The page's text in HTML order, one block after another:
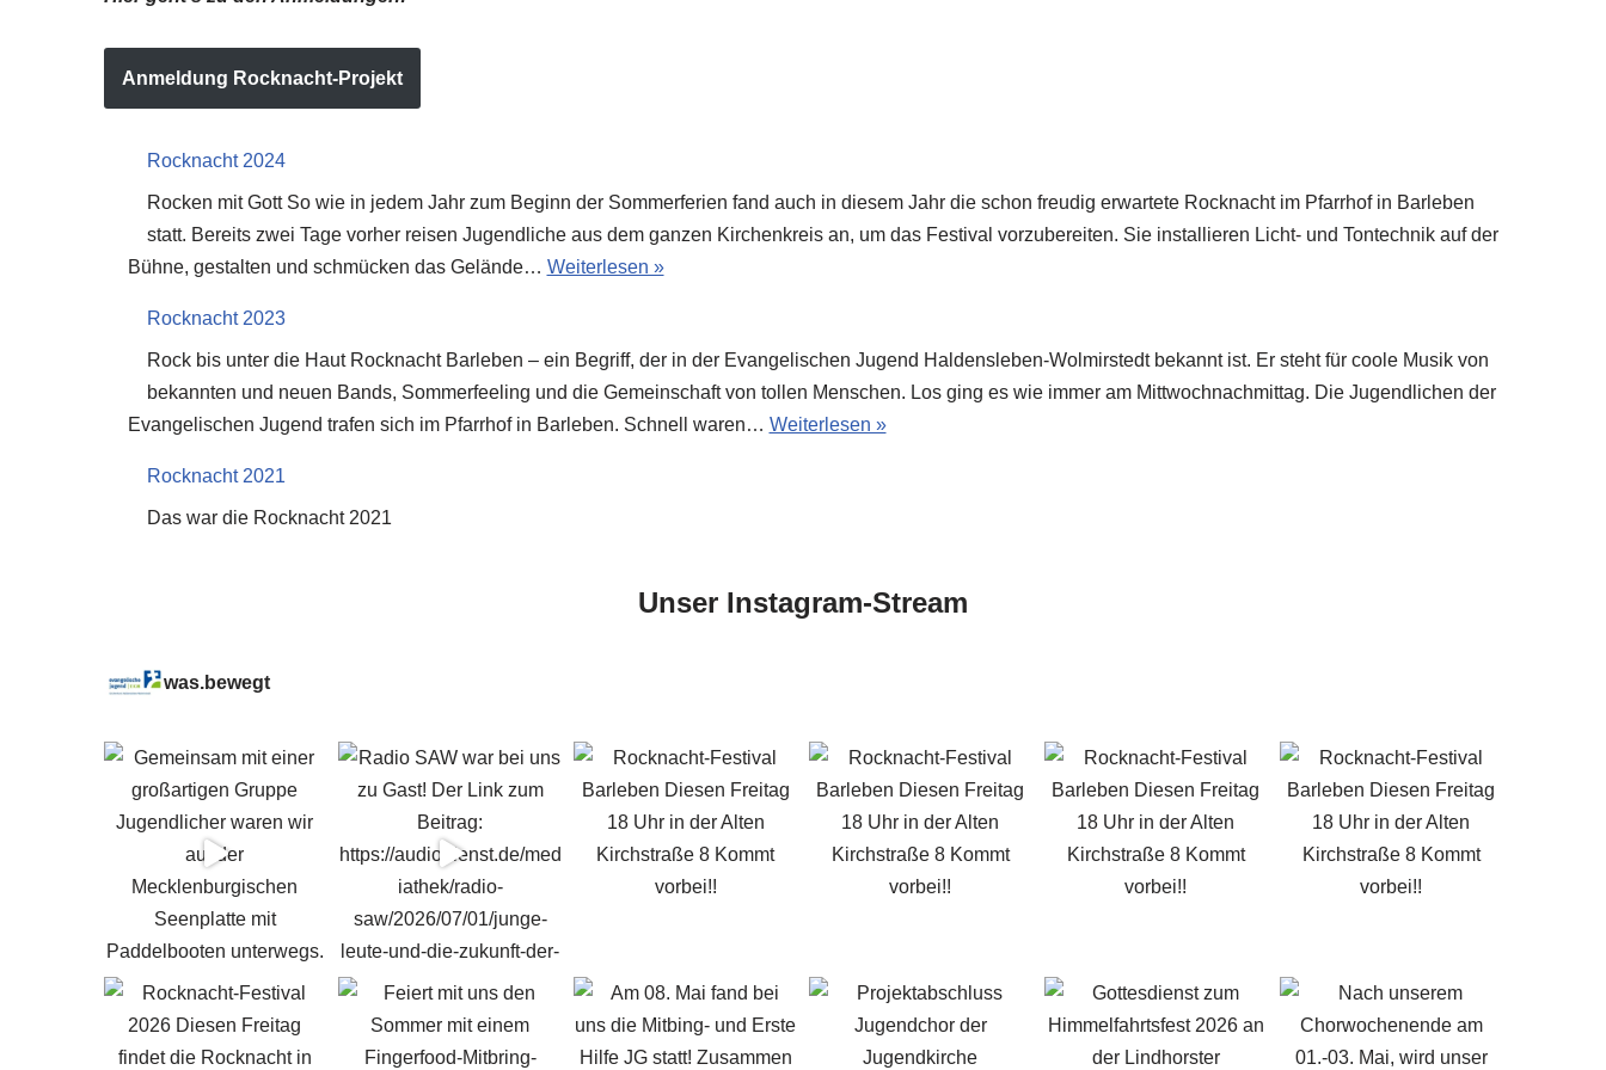
Anmeldung Rocknacht-Projekt
Rocknacht 2024
Rocken mit Gott So wie in jedem Jahr zum Beginn der Sommerferien fand auch in diesem Jahr die schon freudig erwartete Rocknacht im Pfarrhof in Barleben
statt. Bereits zwei Tage vorher reisen Jugendliche aus dem ganzen Kirchenkreis an, um das Festival vorzubereiten. Sie installieren Licht- und Tontechnik auf der
Bühne, gestalten und schmücken das Gelände… Weiterlesen »
Rocknacht 2023
Rock bis unter die Haut Rocknacht Barleben – ein Begriff, der in der Evangelischen Jugend Haldensleben-Wolmirstedt bekannt ist. Er steht für coole Musik von
bekannten und neuen Bands, Sommerfeeling und die Gemeinschaft von tollen Menschen. Los ging es wie immer am Mittwochnachmittag. Die Jugendlichen der
Evangelischen Jugend trafen sich im Pfarrhof in Barleben. Schnell waren… Weiterlesen »
Rocknacht 2021
Das war die Rocknacht 2021
Unser Instagram-Stream
was.bewegt